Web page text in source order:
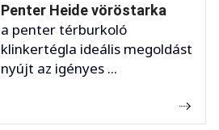
Penter Heide vöröstarka
a penter térburkoló
klinkertégla ideális megoldást
nyújt az igényes ...